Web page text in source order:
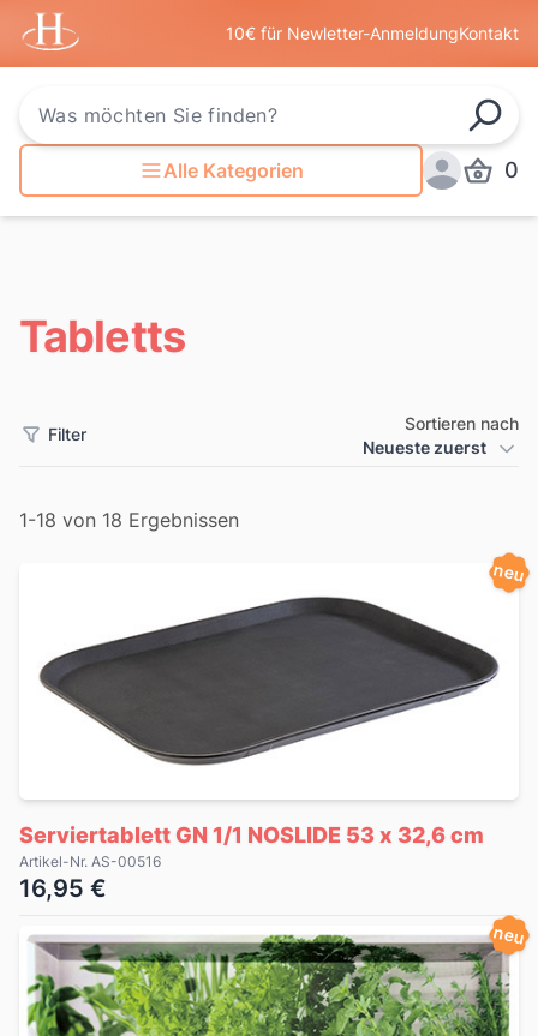
Startseite
10€ für Newletter-AnmeldungKontakt
Alle Kategorien
0
Tabletts
Filter
Produkt Sortierung
Sortieren nach
Neueste zuerst
Filter
1-18 von 18 Ergebnissen
neu
Serviertablett GN 1/1 NOSLIDE 53 x 32,6 cm
Artikel-Nr. AS-00516
16,95 €
neu